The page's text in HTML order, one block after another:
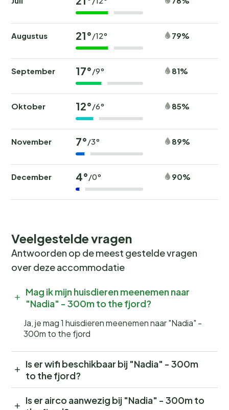
Augustus 21°/12° 79%
September 17°/9° 81%
Oktober 12°/6° 85%
November 7°/3° 89%
December 4°/0° 90%
Veelgestelde vragen
Antwoorden op de meest gestelde vragen
over deze accommodatie
Mag ik mijn huisdieren meenemen naar
"Nadia" - 300m to the fjord?
Ja, je mag 1 huisdieren meenemen naar "Nadia" -
300m to the fjord
Is er wifi beschikbaar bij "Nadia" - 300m
to the fjord?
Is er airco aanwezig bij "Nadia" - 300m to